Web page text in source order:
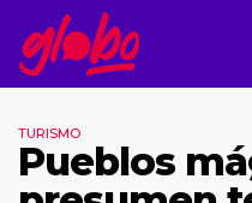
TURISMO
Pueblos